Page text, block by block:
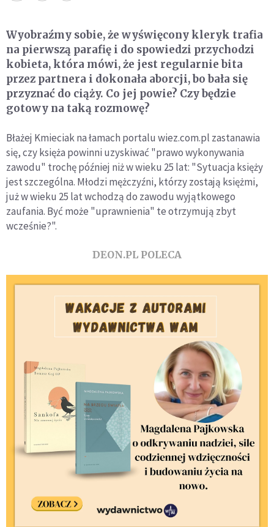
Wyobraźmy sobie, że wyświęcony kleryk trafia
na pierwszą parafię i do spowiedzi przychodzi
kobieta, która mówi, że jest regularnie bita
przez partnera i dokonała aborcji, bo bała się
przyznać do ciąży. Co jej powie? Czy będzie
gotowy na taką rozmowę?
Błażej Kmieciak na łamach portalu wiez.com.pl zastanawia
się, czy księża powinni uzyskiwać "prawo wykonywania
zawodu" trochę później niż w wieku 25 lat: "Sytuacja księży
jest szczególna. Młodzi mężczyźni, którzy zostają księżmi,
już w wieku 25 lat wchodzą do zawodu wyjątkowego
zaufania. Być może "uprawnienia" te otrzymują zbyt
wcześnie?".
DEON.PL POLECA